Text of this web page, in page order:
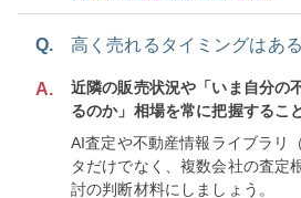
Q. 高く売れるタイミングはあ
A.
近隣の販売状況や「いま自分の
るのか」相場を常に把握するこ
AI査定や不動産情報ライブラリ
タだけでなく、複数会社の査定
討の判断材料にしましょう。